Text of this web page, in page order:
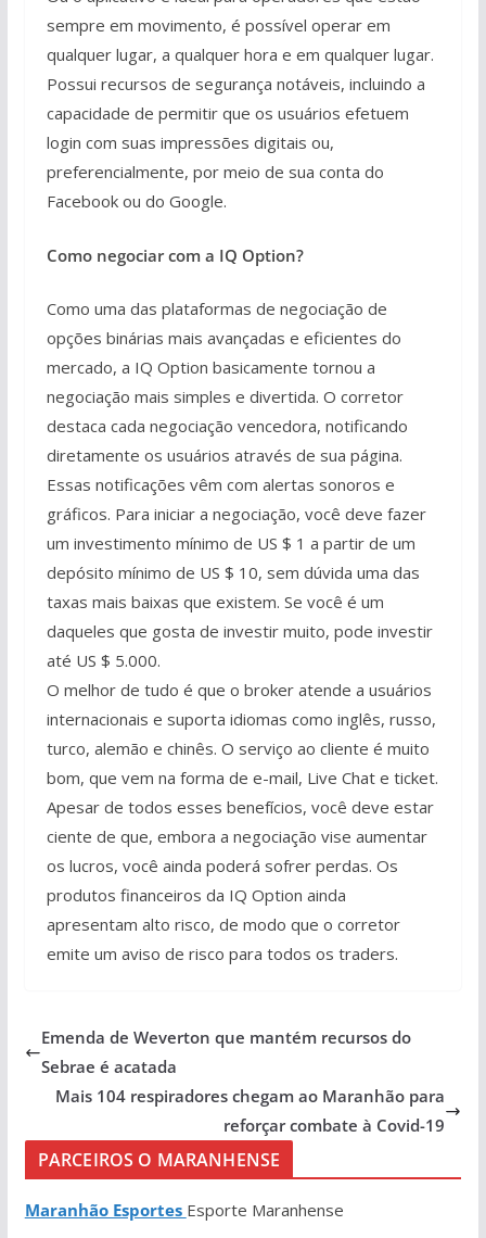
sempre em movimento, é possível operar em
qualquer lugar, a qualquer hora e em qualquer lugar.
Possui recursos de segurança notáveis, incluindo a
capacidade de permitir que os usuários efetuem
login com suas impressões digitais ou,
preferencialmente, por meio de sua conta do
Facebook ou do Google.
Como negociar com a IQ Option?
Como uma das plataformas de negociação de
opções binárias mais avançadas e eficientes do
mercado, a IQ Option basicamente tornou a
negociação mais simples e divertida. O corretor
destaca cada negociação vencedora, notificando
diretamente os usuários através de sua página.
Essas notificações vêm com alertas sonoros e
gráficos. Para iniciar a negociação, você deve fazer
um investimento mínimo de US $ 1 a partir de um
depósito mínimo de US $ 10, sem dúvida uma das
taxas mais baixas que existem. Se você é um
daqueles que gosta de investir muito, pode investir
até US $ 5.000.
O melhor de tudo é que o broker atende a usuários
internacionais e suporta idiomas como inglês, russo,
turco, alemão e chinês. O serviço ao cliente é muito
bom, que vem na forma de e-mail, Live Chat e ticket.
Apesar de todos esses benefícios, você deve estar
ciente de que, embora a negociação vise aumentar
os lucros, você ainda poderá sofrer perdas. Os
produtos financeiros da IQ Option ainda
apresentam alto risco, de modo que o corretor
emite um aviso de risco para todos os traders.
Emenda de Weverton que mantém recursos do
Sebrae é acatada
Mais 104 respiradores chegam ao Maranhão para
reforçar combate à Covid-19
PARCEIROS O MARANHENSE
Maranhão Esportes Esporte Maranhense